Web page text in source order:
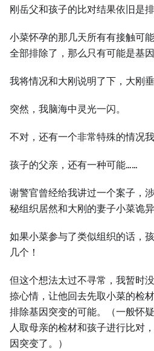
刚岳父和孩子的比对结果依旧是排
小菜怀孕的那几天所有有接触可
全部排除了，那么只有可能是基因
我将情况和⼤刚说明了下，⼤刚
突然，我脑海中灵光⼀闪。
不对，还有⼀个非常特殊的情况
孩子的父亲，还有⼀种可能……
谢警官曾经给我讲过⼀个案子，
秘组织居然和⼤刚的妻子小菜诡
如果小菜参与了类似组织的话，
几个！
但这个想法太过不寻常，我暂时
捺心情，让他回去先取小菜的检
排除基因突变的可能。（⼀般怀
⼈取母亲的检材和孩子进行比对
因突变了。）